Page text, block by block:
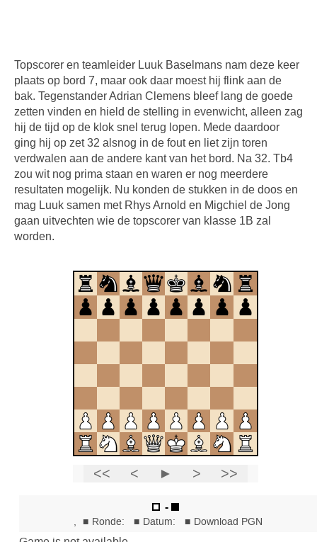
Topscorer en teamleider Luuk Baselmans nam deze keer
plaats op bord 7, maar ook daar moest hij flink aan de
bak. Tegenstander Adrian Clemens bleef lang de goede
zetten vinden en hield de stelling in evenwicht, alleen zag
hij de tijd op de klok snel terug lopen. Mede daardoor
ging hij op zet 32 alsnog in de fout en liet zijn toren
verdwalen aan de andere kant van het bord. Na 32. Tb4
zou wit nog prima staan en waren er nog meerdere
resultaten mogelijk. Nu konden de stukken in de doos en
mag Luuk samen met Rhys Arnold en Migchiel de Jong
gaan uitvechten wie de topscorer van klasse 1B zal
worden.